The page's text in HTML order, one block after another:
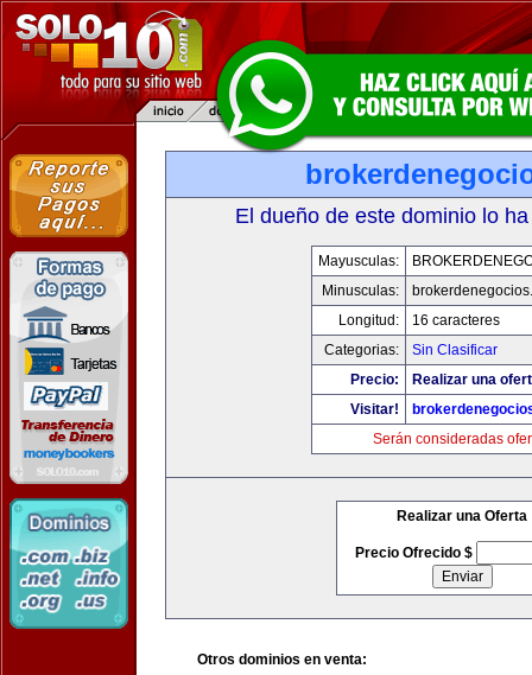
El dueño de este dominio lo
Mayusculas:
Minusculas:
Longitud:
16 caracteres
Categorias:
Sin Clasificar
Precio:
Realizar una
Visitar!
Serán consideradas
Realizar una Oferta
Precio Ofrecido $
Otros dominios en venta: